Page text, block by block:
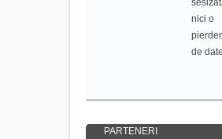
nici o
de
PARTENERI